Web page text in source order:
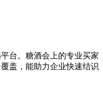
台。糖酒会上的专业买家
盖，能助力企业快速结识